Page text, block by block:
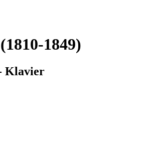
(1810-1849)
Klavier